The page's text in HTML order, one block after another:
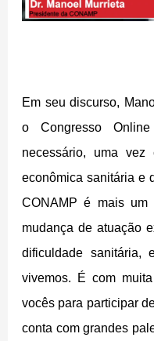
Em seu discurso,
o Congresso
necessário, uma vez
econômica sanitária e
CONAMP é mais um
mudança de atuação
dificuldade sanitária,
vivemos. É com
vocês para participar
conta com grandes